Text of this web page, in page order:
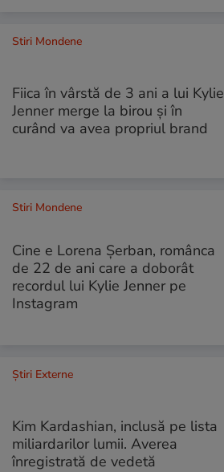
Stiri Mondene
Fiica în vârstă de 3 ani a lui Kylie
Jenner merge la birou și în
curând va avea propriul brand
Stiri Mondene
Cine e Lorena Șerban, românca
de 22 de ani care a doborât
recordul lui Kylie Jenner pe
Instagram
Știri Externe
Kim Kardashian, inclusă pe lista
miliardarilor lumii. Averea
înregistrată de vedetă